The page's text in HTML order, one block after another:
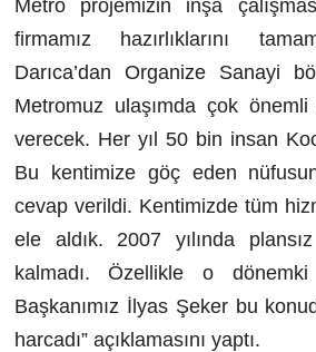
Metro projemizin inşa
firmamız hazırlıklarını
Darıca’dan Organize Sanayi
Metromuz ulaşımda çok
verecek. Her yıl 50 bin insan
Bu kentimize göç eden
cevap verildi. Kentimizde tüm
ele aldık. 2007 yılında
kalmadı. Özellikle o
Başkanımız İlyas Şeker bu
harcadı” açıklamasını yaptı.